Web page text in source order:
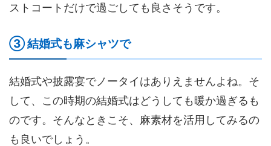
ストコートだけで過ごしても良さそうです。
③ 結婚式も麻シャツで
結婚式や披露宴でノータイはありえませんよね。そ
して、この時期の結婚式はどうしても暖か過ぎるも
のです。そんなときこそ、麻素材を活用してみるの
も良いでしょう。